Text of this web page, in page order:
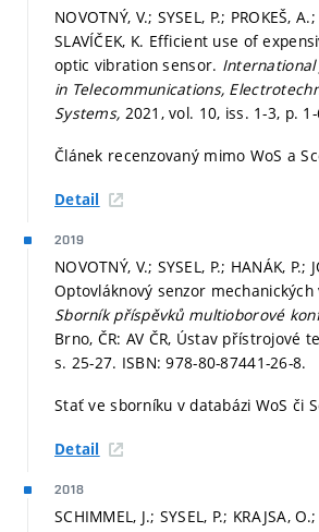
NOVOTNÝ, V.; SYSEL, P.; PROKEŠ,
SLAVÍČEK, K. Efficient use of
optic vibration sensor. International
in Telecommunications,
Systems, 2021, vol. 10, iss. 1-3, p.
Článek recenzovaný mimo WoS a
Detail
2019
NOVOTNÝ, V.; SYSEL, P.; HANÁK, P.;
Optovláknový senzor
Sborník příspěvků multioborové
Brno, ČR: AV ČR, Ústav přístrojové
s. 25-27. ISBN: 978-80-87441-26-8.
Stať ve sborníku v databázi WoS či
Detail
2018
SCHIMMEL, J.; SYSEL, P.; KRAJSA, O.;